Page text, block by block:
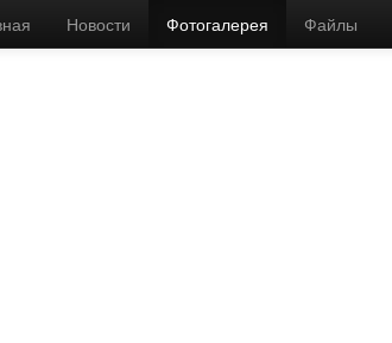
Новости Фотогалерея Файлы
выходного дня / Дачная кругосветка